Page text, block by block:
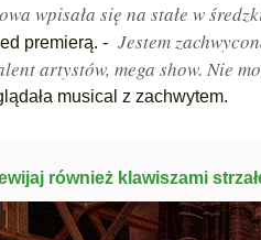
wpisała się na stałe w
premierą. - Jestem
artystów, mega show. Nie
musical z zachwytem.
również klawiszami